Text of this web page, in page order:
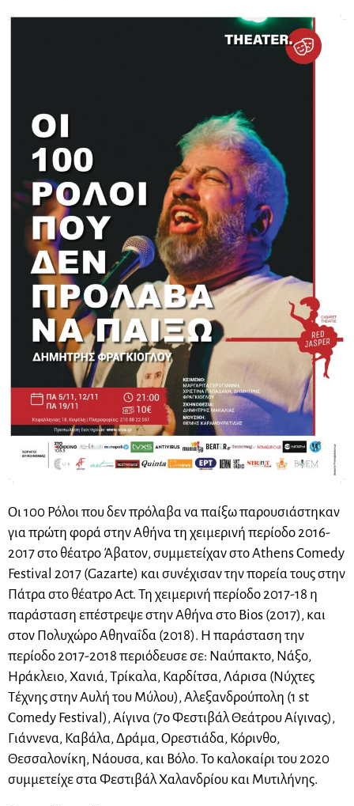
Οι 100 Ρόλοι που δεν πρόλαβα να παίξω παρουσιάστηκαν
για πρώτη φορά στην Αθήνα τη χειμερινή περίοδο 2016-
2017 στο θέατρο Άβατον, συμμετείχαν στο Athens Comedy
Festival 2017 (Gazarte) και συνέχισαν την πορεία τους στην
Πάτρα στο θέατρο Act. Τη χειμερινή περίοδο 2017-18 η
παράσταση επέστρεψε στην Αθήνα στο Bios (2017), και
στον Πολυχώρο Αθηναΐδα (2018). Η παράσταση την
περίοδο 2017-2018 περιόδευσε σε: Ναύπακτο, Νάξο,
Ηράκλειο, Χανιά, Τρίκαλα, Καρδίτσα, Λάρισα (Νύχτες
Τέχνης στην Αυλή του Μύλου), Αλεξανδρούπολη (1 st
Comedy Festival), Αίγινα (7o Φεστιβάλ Θεάτρου Αίγινας),
Γιάννενα, Καβάλα, Δράμα, Ορεστιάδα, Κόρινθο,
Θεσσαλονίκη, Νάουσα, και Βόλο. Το καλοκαίρι του 2020
συμμετείχε στα Φεστιβάλ Χαλανδρίου και Μυτιλήνης.